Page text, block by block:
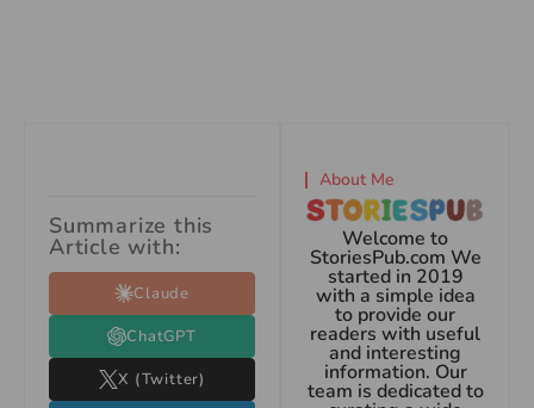
Summarize this
Article with:
Claude
ChatGPT
X (Twitter)
About Me
Welcome to
StoriesPub.com We
started in 2019
with a simple idea
to provide our
readers with useful
and interesting
information. Our
team is dedicated to